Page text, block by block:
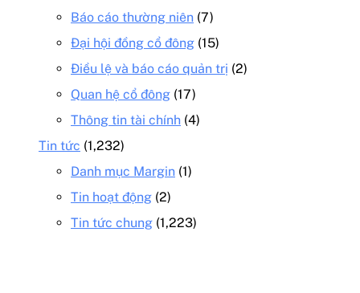
Báo cáo thường niên (7)
Đại hội đồng cổ đông (15)
Điều lệ và báo cáo quản trị (2)
Quan hệ cổ đông (17)
Thông tin tài chính (4)
Tin tức (1,232)
Danh mục Margin (1)
Tin hoạt động (2)
Tin tức chung (1,223)